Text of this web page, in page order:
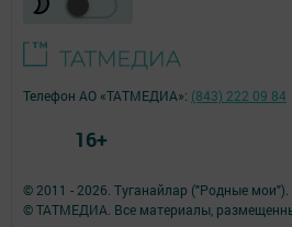
© 2011 - 2026. Туганайлар ("Родные
© ТАТМЕДИА. Все материалы,
Телефон АО «ТАТМЕДИА»: (843) 222 09 84
16+